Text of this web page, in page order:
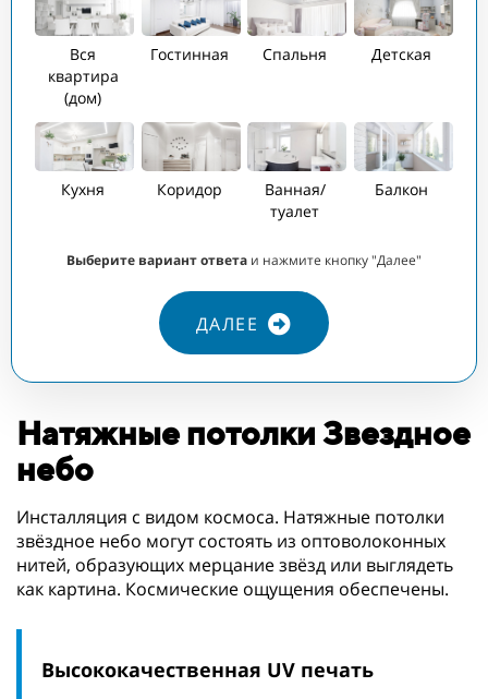
Вся
квартира
(дом)
Гостинная Спальня Детская
Кухня Коридор
Ванная/
туалет
Балкон
Выберите вариант ответа и нажмите кнопку "Далее"
ДАЛЕЕ
Натяжные потолки Звездное
небо
Инсталляция с видом космоса. Натяжные потолки
звёздное небо могут состоять из оптоволоконных
нитей, образующих мерцание звёзд или выглядеть
как картина. Космические ощущения обеспечены.
Высококачественная UV печать